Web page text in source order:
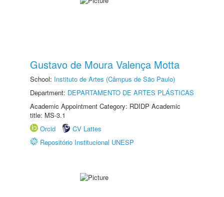
Gustavo de Moura Valença Motta
School: Instituto de Artes (Câmpus de São Paulo)
Department: DEPARTAMENTO DE ARTES PLÁSTICAS
Academic Appointment Category: RDIDP Academic
title: MS-3.1
Orcid
CV Lattes
Repositório Institucional UNESP